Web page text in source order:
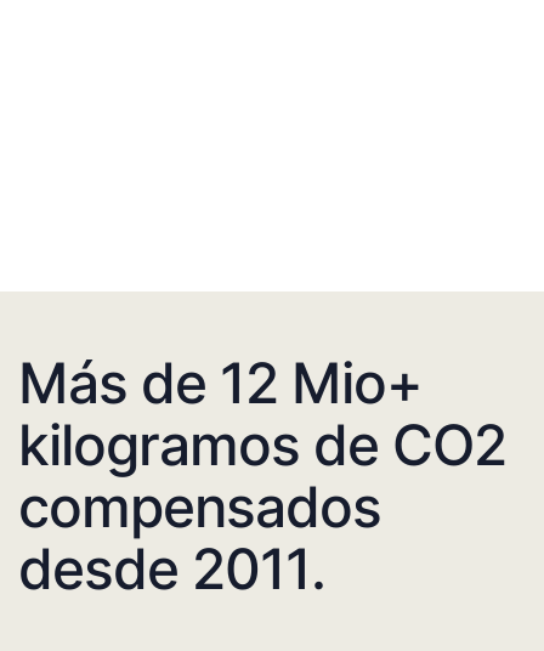
Más de 12 Mio+
kilogramos de CO2
compensados
desde 2011.